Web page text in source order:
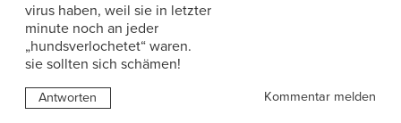
virus haben, weil sie in letzter
minute noch an jeder
„hundsverlochetet“ waren.
sie sollten sich schämen!
Antworten Kommentar melden